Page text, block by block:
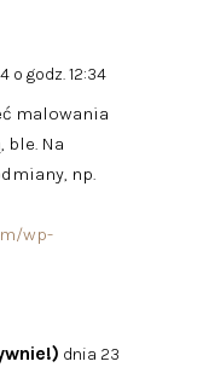
o godz. 12:34
malowania
ble. Na
np.
wp-
dnia 23